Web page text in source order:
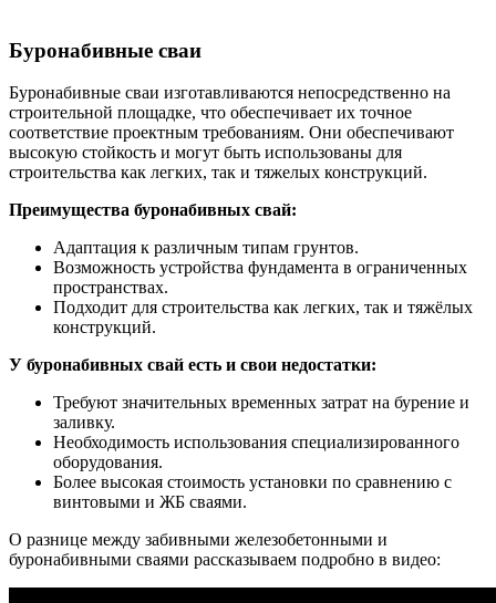
Буронабивные сваи
Буронабивные сваи изготавливаются непосредственно на
строительной площадке, что обеспечивает их точное
соответствие проектным требованиям. Они обеспечивают
высокую стойкость и могут быть использованы для
строительства как легких, так и тяжелых конструкций.
Преимущества буронабивных свай:
Адаптация к различным типам грунтов.
Возможность устройства фундамента в ограниченных
пространствах.
Подходит для строительства как легких, так и тяжёлых
конструкций.
У буронабивных свай есть и свои недостатки:
Требуют значительных временных затрат на бурение и
заливку.
Необходимость использования специализированного
оборудования.
Более высокая стоимость установки по сравнению с
винтовыми и ЖБ сваями.
О разнице между забивными железобетонными и
буронабивными сваями рассказываем подробно в видео: